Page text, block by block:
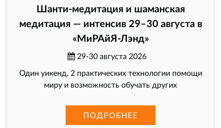
Шанти-медитация и шаманская
медитация — интенсив 29–30 августа в
«МиРАйЯ-Лэнд»
29-30 августа 2026
Один уикенд, 2 практических технологии помощи
миру и возможность обучать других
ПОДРОБНЕЕ